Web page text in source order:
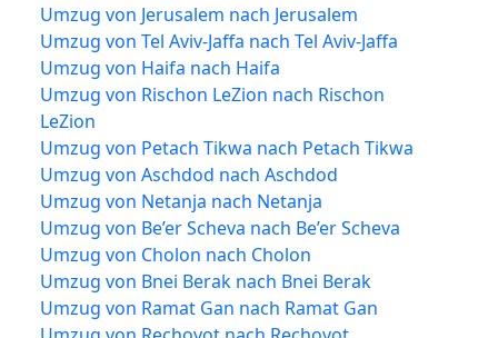
Umzug von Jerusalem nach Jerusalem
Umzug von Tel Aviv-Jaffa nach Tel Aviv-Jaffa
Umzug von Haifa nach Haifa
Umzug von Rischon LeZion nach Rischon
LeZion
Umzug von Petach Tikwa nach Petach Tikwa
Umzug von Aschdod nach Aschdod
Umzug von Netanja nach Netanja
Umzug von Be’er Scheva nach Be’er Scheva
Umzug von Cholon nach Cholon
Umzug von Bnei Berak nach Bnei Berak
Umzug von Ramat Gan nach Ramat Gan